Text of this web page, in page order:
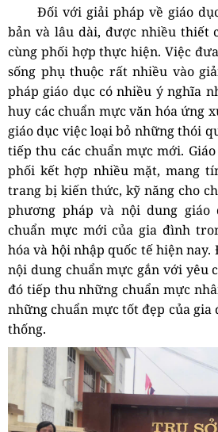
Đối với giải pháp về giáo
bản và lâu dài, được nhiều thiết
cùng phối hợp thực hiện. Việc
sống phụ thuộc rất nhiều vào
pháp giáo dục có nhiều ý nghĩa
huy các chuẩn mực văn hóa ứng
giáo dục việc loại bỏ những thói
tiếp thu các chuẩn mực mới.
phối kết hợp nhiều mặt, mang
trang bị kiến thức, kỹ năng cho
phương pháp và nội dung
chuẩn mực mới của gia đình
hóa và hội nhập quốc tế hiện
nội dung chuẩn mực gắn với yêu
đó tiếp thu những chuẩn mực
những chuẩn mực tốt đẹp của
thống.